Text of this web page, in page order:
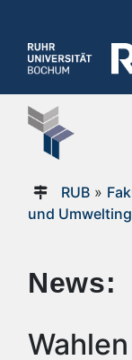
RUB»
und
News: